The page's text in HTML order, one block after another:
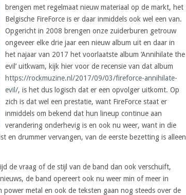
brengen met regelmaat nieuw materiaal op de markt, het
Belgische FireForce is er daar inmiddels ook wel een van.
Opgericht in 2008 brengen onze zuiderburen getrouw
ongeveer elke drie jaar een nieuw album uit en daar in
het najaar van 2017 het voorlaatste album ‘Annihilate the
evil’ uitkwam, kijk hier voor de recensie van dat album
https://rockmuzine.nl/2017/09/03/fireforce-annihilate-
evil/, is het dus logisch dat er een opvolger uitkomt. Op
zich is dat wel een prestatie, want FireForce staat er
inmiddels om bekend dat hun lineup continue aan
verandering onderhevig is en ook nu weer, want in die
en drummer vervangen, van de eerste bezetting is alleen
de vraag of de stijl van de band dan ook verschuift,
de band opereert ook nu weer min of meer in
power metal en ook de teksten gaan nog steeds over de